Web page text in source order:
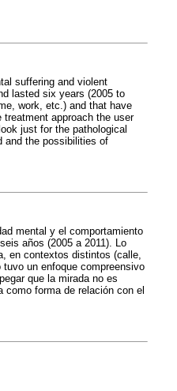
suffering and violent
lasted six years (2005 to
work, etc.) and that have
approach the user
just for the pathological
and the possibilities of
mental y el comportamiento
años (2005 a 2011). Lo
en contextos distintos (calle,
un enfoque compreensivo
que la mirada no es
forma de relación con el